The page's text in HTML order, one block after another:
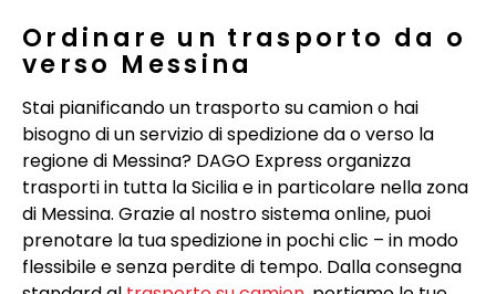
Ordinare un trasporto da o
verso Messina
Stai pianificando un trasporto su camion o hai
bisogno di un servizio di spedizione da o verso la
regione di Messina? DAGO Express organizza
trasporti in tutta la Sicilia e in particolare nella zona
di Messina. Grazie al nostro sistema online, puoi
prenotare la tua spedizione in pochi clic – in modo
flessibile e senza perdite di tempo. Dalla consegna